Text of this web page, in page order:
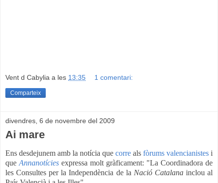
Vent d Cabylia a les 13:35 1 comentari:
Comparteix
divendres, 6 de novembre del 2009
Ai mare
Ens desdejunem amb la notícia que corre als fòrums valencianistes i
que Annanotícies expressa molt gràficament: "La Coordinadora de
les Consultes per la Independència de la Nació Catalana inclou al